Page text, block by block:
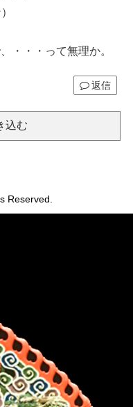
・・・って無理か。
返信
込む
Reserved.